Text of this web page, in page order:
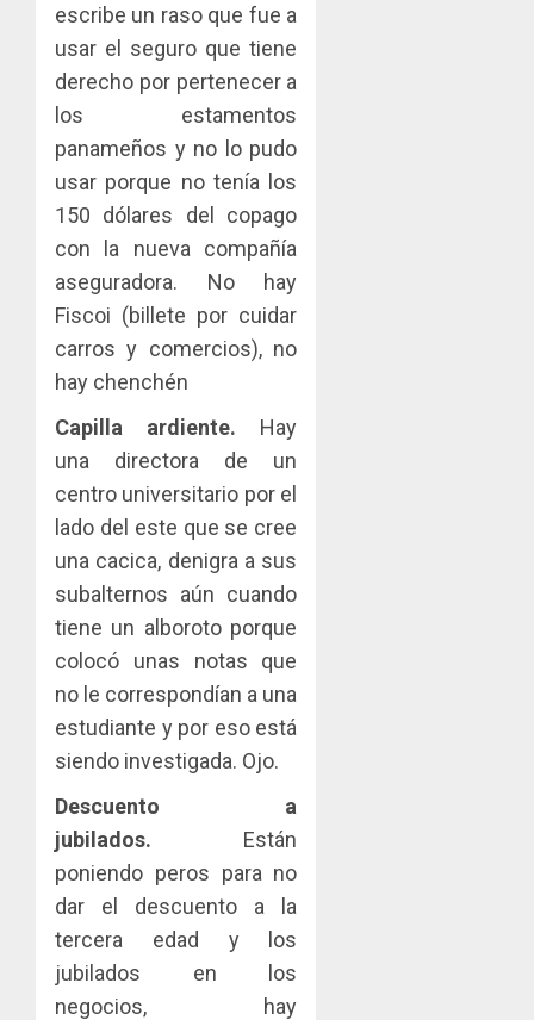
escribe un raso que fue a
usar el seguro que tiene
derecho por pertenecer a
los estamentos
panameños y no lo pudo
usar porque no tenía los
150 dólares del copago
con la nueva compañía
aseguradora. No hay
Fiscoi (billete por cuidar
carros y comercios), no
hay chenchén
Capilla ardiente. Hay
una directora de un
centro universitario por el
lado del este que se cree
una cacica, denigra a sus
subalternos aún cuando
tiene un alboroto porque
colocó unas notas que
no le correspondían a una
estudiante y por eso está
siendo investigada. Ojo.
Descuento a
jubilados. Están
poniendo peros para no
dar el descuento a la
tercera edad y los
jubilados en los
negocios, hay